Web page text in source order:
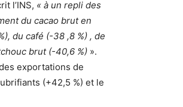
l’INS, « à un repli des
du cacao brut en
du café (-38 ,8 %) , de
brut (-40,6 %) ».
exportations de
(+42,5 %) et le